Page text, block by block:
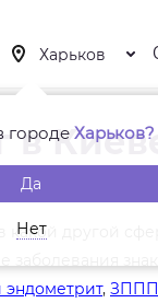
городеХарьков?
Да
Нет
в
какой другой
заболевания
эндометрит, ЗППП